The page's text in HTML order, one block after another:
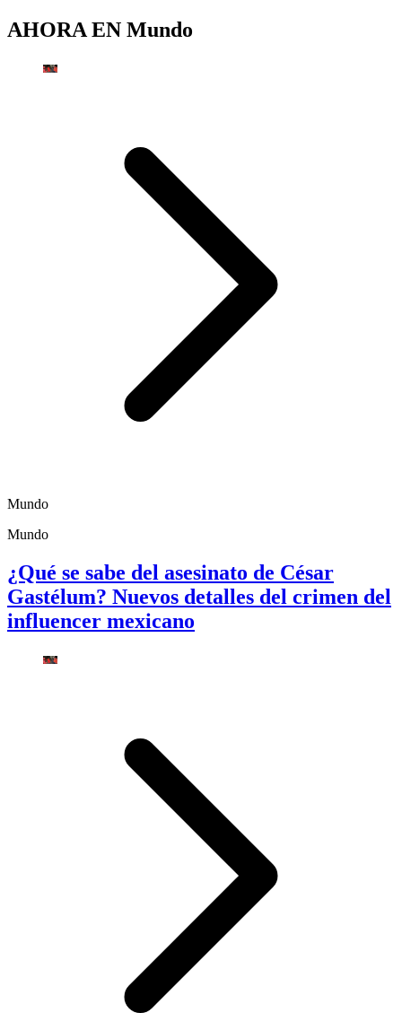
AHORA EN Mundo
Mundo
Mundo
¿Qué se sabe del asesinato de César
Gastélum? Nuevos detalles del crimen del
influencer mexicano